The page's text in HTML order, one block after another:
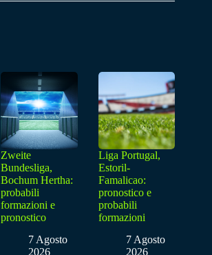
Zweite
Bundesliga,
Bochum Hertha:
probabili
formazioni e
pronostico
7 Agosto
2026
Liga Portugal,
Estoril-
Famalicao:
pronostico e
probabili
formazioni
7 Agosto
2026